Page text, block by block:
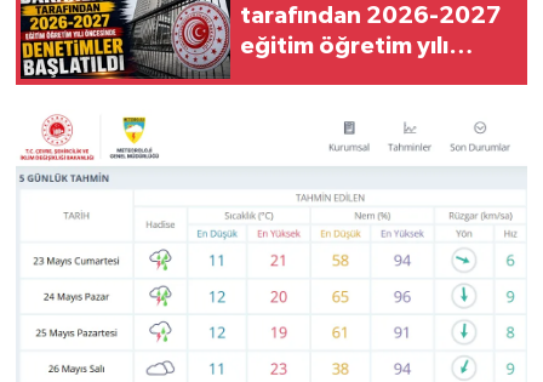
tarafından 2026-2027
eğitim öğretim yılı